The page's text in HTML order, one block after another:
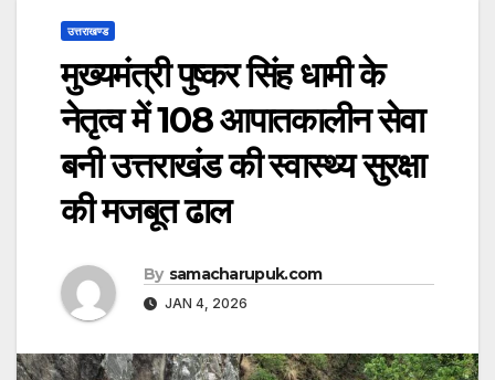
उत्तराखण्ड
मुख्यमंत्री पुष्कर सिंह धामी के
नेतृत्व में 108 आपातकालीन सेवा
बनी उत्तराखंड की स्वास्थ्य सुरक्षा
की मजबूत ढाल
By samacharupuk.com
JAN 4, 2026